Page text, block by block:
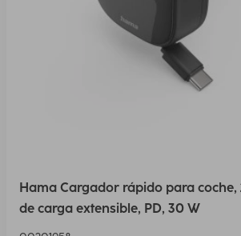
Hama Cargador rápido para coche,
de carga extensible, PD, 30 W